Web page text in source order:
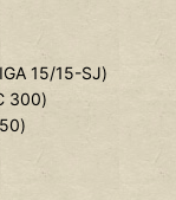
15/15-SJ)
300)